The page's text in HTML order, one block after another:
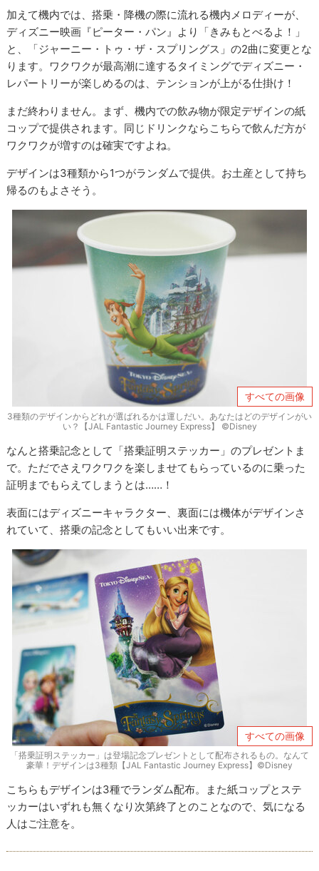
加えて機内では、搭乗・降機の際に流れる機内メロディーが、
ディズニー映画『ピーター・パン』より「きみもとべるよ！」
と、「ジャーニー・トゥ・ザ・スプリングス」の2曲に変更とな
ります。ワクワクが最高潮に達するタイミングでディズニー・
レパートリーが楽しめるのは、テンションが上がる仕掛け！
まだ終わりません。まず、機内での飲み物が限定デザインの紙
コップで提供されます。同じドリンクならこちらで飲んだ方が
ワクワクが増すのは確実ですよね。
デザインは3種類から1つがランダムで提供。お土産として持ち
帰るのもよさそう。
すべての画像
3種類のデザインからどれが選ばれるかは運しだい。あなたはどのデザインがい
い？【JAL Fantastic Journey Express】 ©Disney
なんと搭乗記念として「搭乗証明ステッカー」のプレゼントま
で。ただでさえワクワクを楽しませてもらっているのに乗った
証明までもらえてしまうとは……！
表面にはディズニーキャラクター、裏面には機体がデザインさ
れていて、搭乗の記念としてもいい出来です。
すべての画像
「搭乗証明ステッカー」は登場記念プレゼントとして配布されるもの。なんて
豪華！デザインは3種類【JAL Fantastic Journey Express】©Disney
こちらもデザインは3種でランダム配布。また紙コップとステ
ッカーはいずれも無くなり次第終了とのことなので、気になる
人はご注意を。